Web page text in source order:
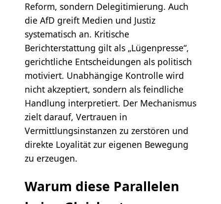
Reform, sondern Delegitimierung. Auch
die AfD greift Medien und Justiz
systematisch an. Kritische
Berichterstattung gilt als „Lügenpresse“,
gerichtliche Entscheidungen als politisch
motiviert. Unabhängige Kontrolle wird
nicht akzeptiert, sondern als feindliche
Handlung interpretiert. Der Mechanismus
zielt darauf, Vertrauen in
Vermittlungsinstanzen zu zerstören und
direkte Loyalität zur eigenen Bewegung
zu erzeugen.
Warum diese Parallelen